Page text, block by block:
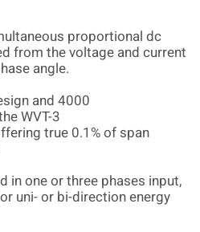
proportional dc
from the voltage and current
angle.
and 4000
WVT-3
true 0.1% of span
in one or three phases input,
uni- or bi-direction energy